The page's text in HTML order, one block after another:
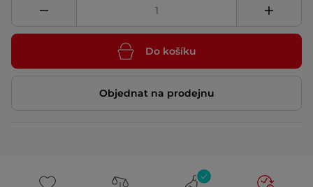
Do košíku
Objednat na prodejnu